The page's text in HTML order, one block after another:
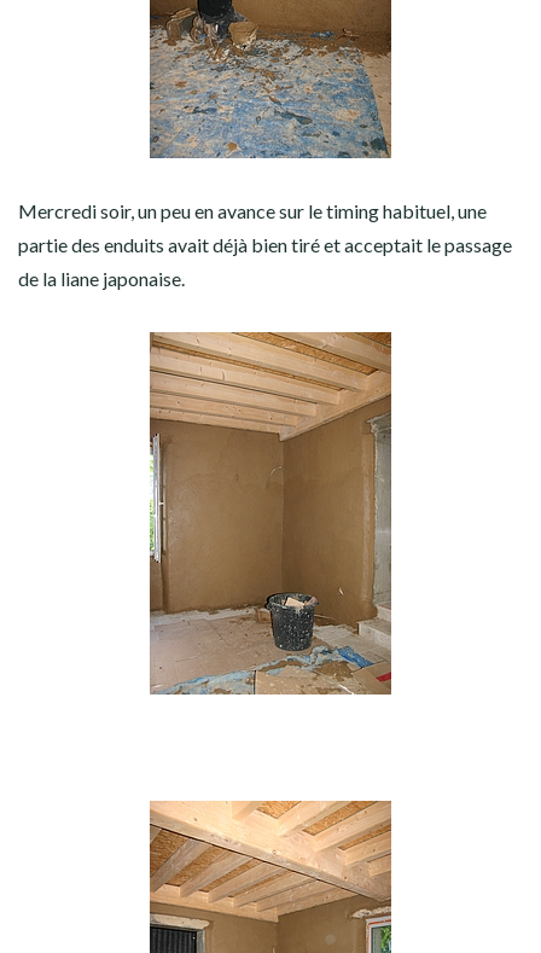
Mercredi soir, un peu en avance sur le timing habituel, une
partie des enduits avait déjà bien tiré et acceptait le passage
de la liane japonaise.